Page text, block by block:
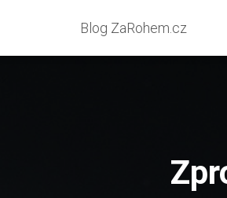
Blog ZaRohem.cz